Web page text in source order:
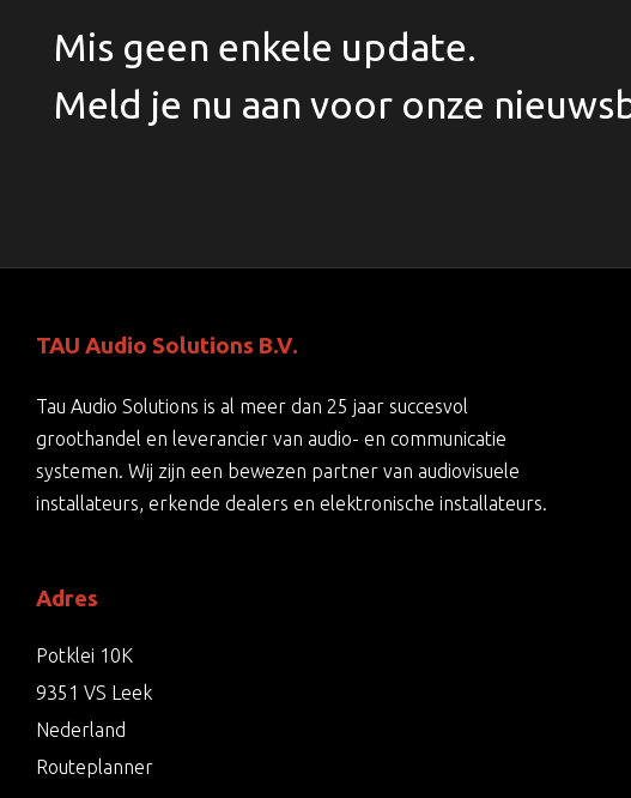
Mis geen enkele update.
Meld je nu aan voor onze
TAU Audio Solutions B.V.
Tau Audio Solutions is al meer dan 25 jaar succesvol
groothandel en leverancier van audio- en communicatie
systemen. Wij zijn een bewezen partner van audiovisuele
installateurs, erkende dealers en elektronische installateurs.
Adres
Potklei 10K
9351 VS Leek
Nederland
Routeplanner